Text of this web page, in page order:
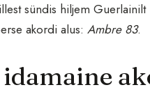
sündis hiljem Guerlainilt
akordi alus: Ambre 83.